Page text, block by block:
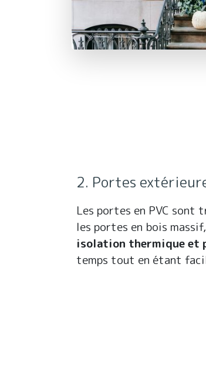
2. Portes
Les portes en PVC sont
les portes en bois
isolation thermique et
temps tout en étant